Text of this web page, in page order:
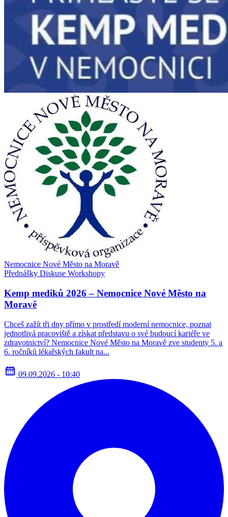
Nemocnice Nové Město na Moravě
Přednášky Diskuse Workshopy
Kemp mediků 2026 – Nemocnice Nové Město na
Moravě
Chceš zažít tři dny přímo v prostředí moderní nemocnice, poznat
jednotlivá pracoviště a získat představu o své budoucí kariéře ve
zdravotnictví? Nemocnice Nové Město na Moravě zve studenty 5. a
6. ročníků lékařských fakult na...
09.09.2026 - 10:40